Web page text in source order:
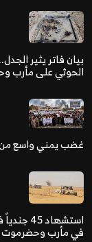
بيان فاتر يثير
الحوثي على مأرب
غضب يمني واسع من
في مأرب وحضرموت